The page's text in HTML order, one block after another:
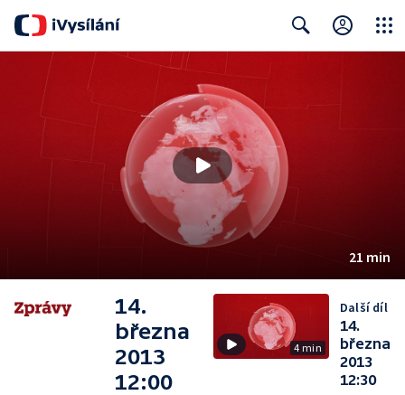
21 min
14.
března
2013
12:00
4 min
Další díl
14.
března
2013
12:30